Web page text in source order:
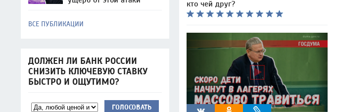
ВСЕ ПУБЛИКАЦИИ
ДОЛЖЕН ЛИ БАНК РОССИИ
СНИЗИТЬ КЛЮЧЕВУЮ СТАВКУ
БЫСТРО И ОЩУТИМО?
ГОЛОСОВАТЬ
кто чей друг?